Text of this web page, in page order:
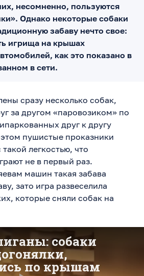
несомненно, пользуются
Однако некоторые собаки
забаву нечто свое:
игрища на крышах
как это показано в
в сети.
сразу несколько собак,
за другом «паровозиком» по
друг к другу
пушистые проказники
легкостью, что
не в первый раз.
машин такая забава
зато игра развеселила
которые сняли собак на